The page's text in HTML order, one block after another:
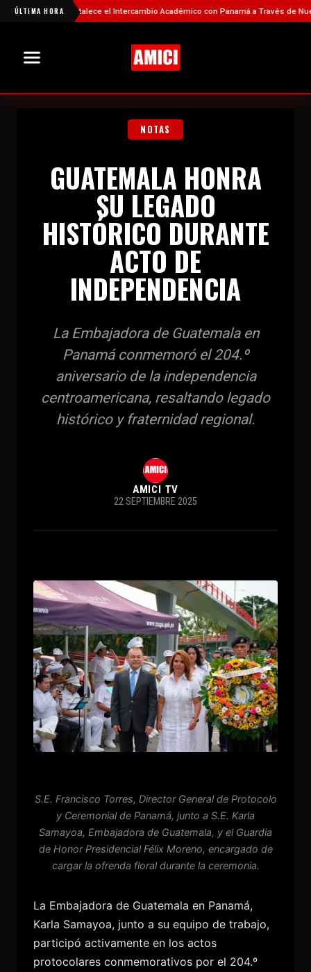
ÚLTIMA HORA
China Fortalece el Intercambio Académico con Panamá a Través de Nuevas
NOTAS
GUATEMALA HONRA
SU LEGADO
HISTÓRICO DURANTE
ACTO DE
INDEPENDENCIA
La Embajadora de Guatemala en
Panamá conmemoró el 204.º
aniversario de la independencia
centroamericana, resaltando legado
histórico y fraternidad regional.
AMICI TV
22 SEPTIEMBRE 2025
S.E. Francisco Torres, Director General de Protocolo
y Ceremonial de Panamá, junto a S.E. Karla
Samayoa, Embajadora de Guatemala, y el Guardia
de Honor Presidencial Félix Moreno, encargado de
cargar la ofrenda floral durante la ceremonia.
La Embajadora de Guatemala en Panamá,
Karla Samayoa, junto a su equipo de trabajo,
participó activamente en los actos
protocolares conmemorativos por el 204.º